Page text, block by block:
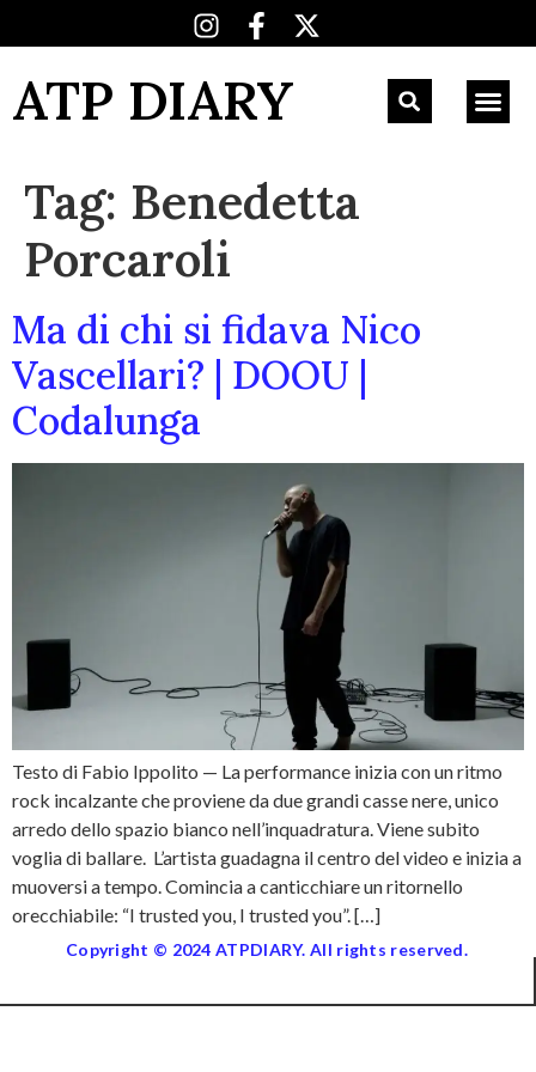
ATP DIARY
Tag: Benedetta
Porcaroli
Ma di chi si fidava Nico
Vascellari? | DOOU |
Codalunga
Testo di Fabio Ippolito — La performance inizia con un ritmo
rock incalzante che proviene da due grandi casse nere, unico
arredo dello spazio bianco nell’inquadratura. Viene subito
voglia di ballare. L’artista guadagna il centro del video e inizia a
muoversi a tempo. Comincia a canticchiare un ritornello
orecchiabile: “I trusted you, I trusted you”. […]
Copyright © 2024 ATPDIARY. All rights reserved.